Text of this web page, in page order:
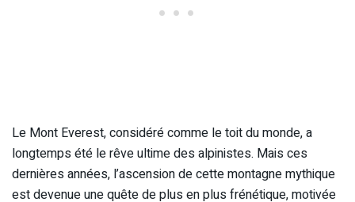
Le Mont Everest, considéré comme le toit du monde, a
longtemps été le rêve ultime des alpinistes. Mais ces
dernières années, l’ascension de cette montagne mythique
est devenue une quête de plus en plus frénétique, motivée